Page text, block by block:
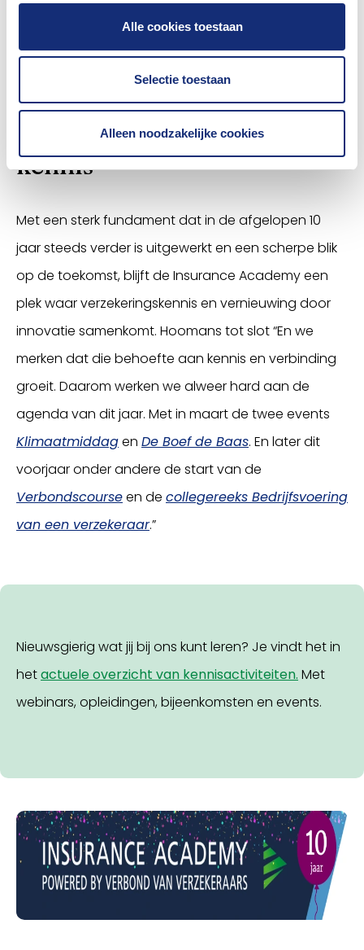
Alle cookies toestaan
Selectie toestaan
Alleen noodzakelijke cookies
samen doen en van elkaar leren om te blijven
vernieuwen.”
Blijvende behoefte aan
kennis
Met een sterk fundament dat in de afgelopen 10
jaar steeds verder is uitgewerkt en een scherpe blik
op de toekomst, blijft de Insurance Academy een
plek waar verzekeringskennis en vernieuwing door
innovatie samenkomt. Hoomans tot slot “En we
merken dat die behoefte aan kennis en verbinding
groeit. Daarom werken we alweer hard aan de
agenda van dit jaar. Met in maart de twee events
Klimaatmiddagen De Boef de Baas. En later dit
voorjaar onder andere de start van de
Verbondscourseen de collegereeks Bedrijfsvoering
van een verzekeraar.”
Nieuwsgierig wat jij bij ons kunt leren? Je vindt het in
hetactuele overzicht van kennisactiviteiten. Met
webinars, opleidingen, bijeenkomsten en events.